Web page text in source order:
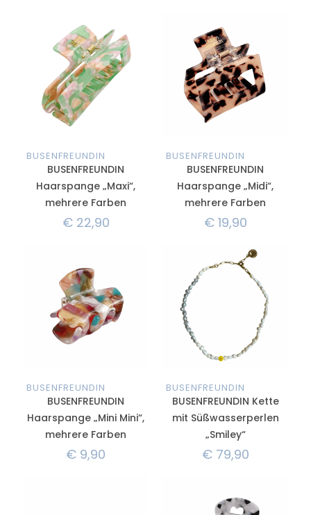
BUSENFREUNDIN
BUSENFREUNDIN
Haarspange „Maxi“,
mehrere Farben
€22,90
BUSENFREUNDIN
BUSENFREUNDIN
Haarspange „Midi“,
mehrere Farben
€19,90
BUSENFREUNDIN
BUSENFREUNDIN
Haarspange „Mini Mini“,
mehrere Farben
€ 9,90
BUSENFREUNDIN
BUSENFREUNDIN Kette
mit Süßwasserperlen
„Smiley“
€79,90